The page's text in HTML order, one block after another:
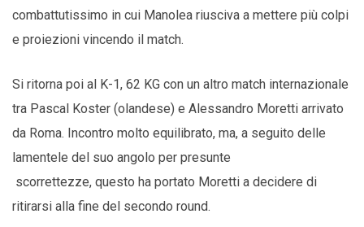
combattutissimo in cui Manolea riusciva a mettere più colpi
e proiezioni vincendo il match.
Si ritorna poi al K-1, 62 KG con un altro match internazionale
tra Pascal Koster (olandese) e Alessandro Moretti arrivato
da Roma. Incontro molto equilibrato, ma, a seguito delle
lamentele del suo angolo per presunte
scorrettezze, questo ha portato Moretti a decidere di
ritirarsi alla fine del secondo round.